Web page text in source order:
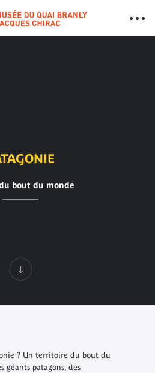
bout du monde
? Un territoire du bout du
géants patagons, des